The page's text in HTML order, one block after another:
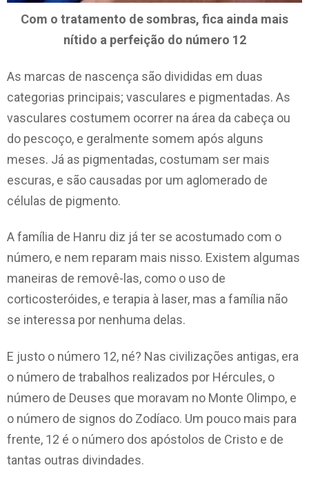
Com o tratamento de sombras, fica ainda mais
nítido a perfeição do número 12
As marcas de nascença são divididas em duas
categorias principais; vasculares e pigmentadas. As
vasculares costumem ocorrer na área da cabeça ou
do pescoço, e geralmente somem após alguns
meses. Já as pigmentadas, costumam ser mais
escuras, e são causadas por um aglomerado de
células de pigmento.
A família de Hanru diz já ter se acostumado com o
número, e nem reparam mais nisso. Existem algumas
maneiras de removê-las, como o uso de
corticosteróides, e terapia à laser, mas a família não
se interessa por nenhuma delas.
E justo o número 12, né? Nas civilizações antigas, era
o número de trabalhos realizados por Hércules, o
número de Deuses que moravam no Monte Olimpo, e
o número de signos do Zodíaco. Um pouco mais para
frente, 12 é o número dos apóstolos de Cristo e de
tantas outras divindades.